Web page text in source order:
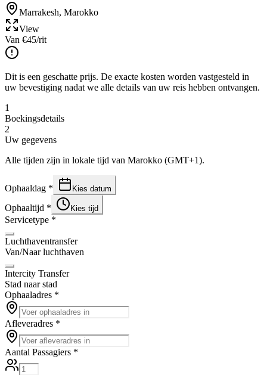
Marrakesh, Marokko
View
Van €45/rit
Dit is een geschatte prijs. De exacte kosten worden vastgesteld in
uw bevestiging nadat we alle details van uw reis hebben ontvangen.
1
Boekingsdetails
2
Uw gegevens
Alle tijden zijn in lokale tijd van Marokko (GMT+1).
Ophaaldag * Kies datum
Ophaaltijd * Kies tijd
Servicetype *
Luchthaventransfer
Van/Naar luchthaven
Intercity Transfer
Stad naar stad
Ophaaladres *
Afleveradres *
Aantal Passagiers *